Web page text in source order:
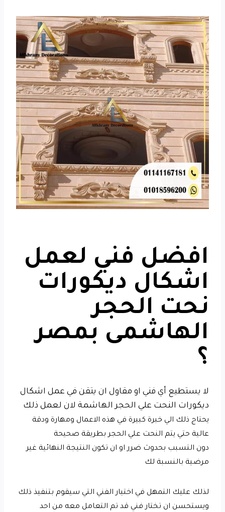
افضل فني لعمل
اشكال ديكورات
نحت الحجر
الهاشمى بمصر
؟
لا يستطيع أي فني او مقاول ان يتقن في عمل اشكال
ديكورات النحت علي الحجر الهاشمة لان لعمل ذلك
يحتاج ذلك الي خبرة كبيرة في هذه الاعمال ومهارة ودقة
عالية حتي يتم النحت علي الحجر بطريقة صحيحة
دون التسبب بحدوث ضرر او ان تكون النتيجة النهائية غير
مرضية بالنسبة لك
لذلك عليك التمهل في اختيار الفني التي سيقوم بتنفيذ ذلك
ويستحسن ان تختار فني قد تم التعامل معه من احد